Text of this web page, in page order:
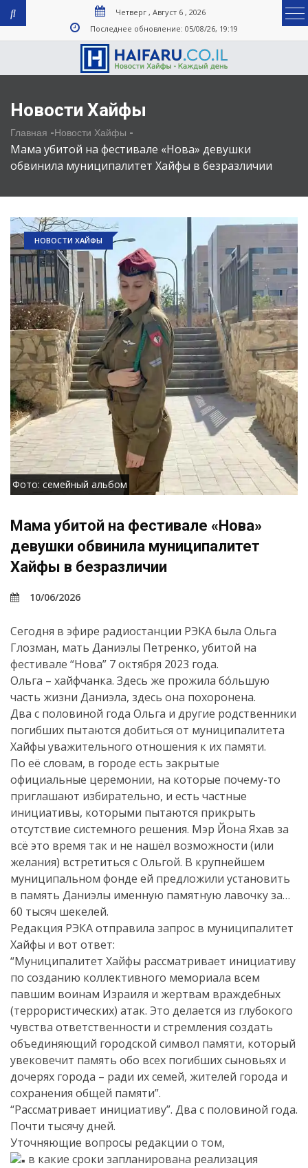
Четверг , Август 6 , 2026
Последнее обновление: 05/08/26, 19:19
Новости Хайфы
Главная -Новости Хайфы -
Мама убитой на фестивале «Нова» девушки
обвинила муниципалитет Хайфы в безразличии
НОВОСТИ ХАЙФЫ
Фото: семейный альбом
Мама убитой на фестивале «Нова»
девушки обвинила муниципалитет
Хайфы в безразличии
10/06/2026
Сегодня в эфире радиостанции РЭКА была Ольга
Глозман, мать Даниэлы Петренко, убитой на
фестивале “Нова” 7 октября 2023 года.
Ольга – хайфчанка. Здесь же прожила бо́льшую
часть жизни Даниэла, здесь она похоронена.
Два с половиной года Ольга и другие родственники
погибших пытаются добиться от муниципалитета
Хайфы уважительного отношения к их памяти.
По её словам, в городе есть закрытые
официальные церемонии, на которые почему-то
приглашают избирательно, и есть частные
инициативы, которыми пытаются прикрыть
отсутствие системного решения. Мэр Йона Яхав за
всё это время так и не нашёл возможности (или
желания) встретиться с Ольгой. В крупнейшем
муниципальном фонде ей предложили установить
в память Даниэлы именную памятную лавочку за…
60 тысяч шекелей.
Редакция РЭКА отправила запрос в муниципалитет
Хайфы и вот ответ:
“Муниципалитет Хайфы рассматривает инициативу
по созданию коллективного мемориала всем
павшим воинам Израиля и жертвам враждебных
(террористических) атак. Это делается из глубокого
чувства ответственности и стремления создать
объединяющий городской символ памяти, который
увековечит память обо всех погибших сыновьях и
дочерях города – ради их семей, жителей города и
сохранения общей памяти”.
“Рассматривает инициативу”. Два с половиной года.
Почти тысячу дней.
Уточняющие вопросы редакции о том,
в какие сроки запланирована реализация